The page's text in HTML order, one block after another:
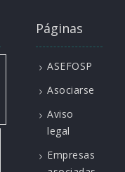
Páginas
ASEFOSP
Asociarse
Aviso
legal
Empresas